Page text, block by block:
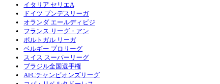
イタリア セリエA
ドイツ ブンデスリーガ
オランダ エールディビジ
フランス リーグ・アン
ポルトガル リーガ
ベルギー プロリーグ
スイス スーパーリーグ
ブラジル全国選手権
AFCチャンピオンズリーグ